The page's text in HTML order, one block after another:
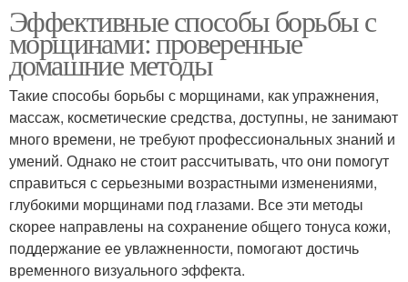
Эффективные способы борьбы с
морщинами: проверенные
домашние методы
Такие способы борьбы с морщинами, как упражнения,
массаж, косметические средства, доступны, не занимают
много времени, не требуют профессиональных знаний и
умений. Однако не стоит рассчитывать, что они помогут
справиться с серьезными возрастными изменениями,
глубокими морщинами под глазами. Все эти методы
скорее направлены на сохранение общего тонуса кожи,
поддержание ее увлажненности, помогают достичь
временного визуального эффекта.